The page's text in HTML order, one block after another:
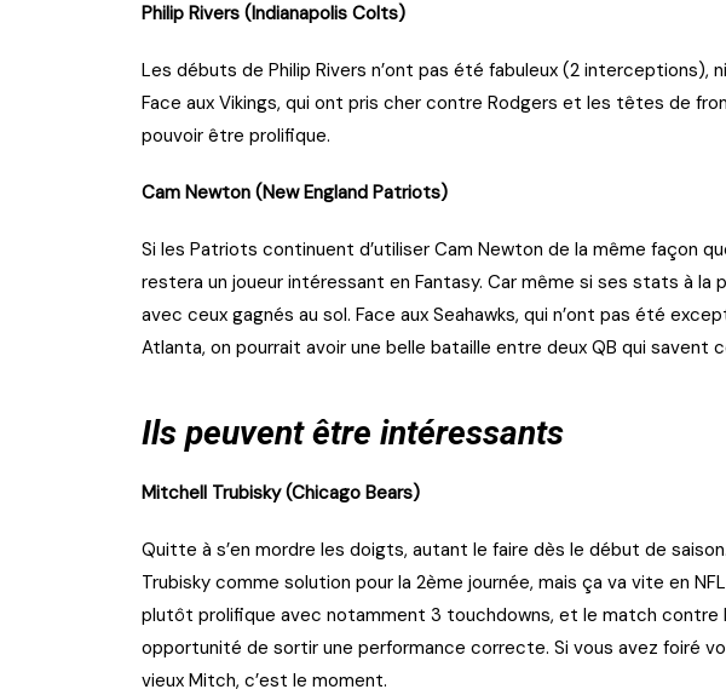
Philip Rivers (Indianapolis Colts)
Les débuts de Philip Rivers n’ont pas été fabuleux (2 interceptions),
Face aux Vikings, qui ont pris cher contre Rodgers et les têtes de
pouvoir être prolifique.
Cam Newton (New England Patriots)
Si les Patriots continuent d’utiliser Cam Newton de la même façon
restera un joueur intéressant en Fantasy. Car même si ses stats à
avec ceux gagnés au sol. Face aux Seahawks, qui n’ont pas été
Atlanta, on pourrait avoir une belle bataille entre deux QB qui savent
Ils peuvent être intéressants
Mitchell Trubisky (Chicago Bears)
Quitte à s’en mordre les doigts, autant le faire dès le début de
Trubisky comme solution pour la 2ème journée, mais ça va vite en
plutôt prolifique avec notamment 3 touchdowns, et le match contre
opportunité de sortir une performance correcte. Si vous avez foiré
vieux Mitch, c’est le moment.